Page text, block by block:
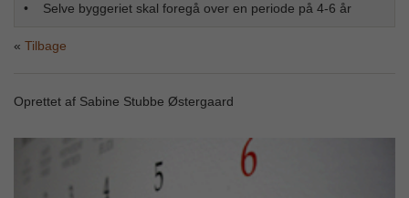
• Selve byggeriet skal foregå over en periode på 4-6 år
Tilbage
Oprettet af Sabine Stubbe Østergaard